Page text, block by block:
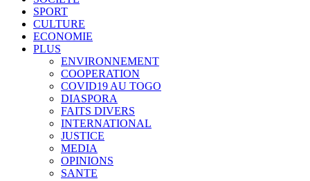
SPORT
CULTURE
ECONOMIE
PLUS
ENVIRONNEMENT
COOPERATION
COVID19 AU TOGO
DIASPORA
FAITS DIVERS
INTERNATIONAL
JUSTICE
MEDIA
OPINIONS
SANTE